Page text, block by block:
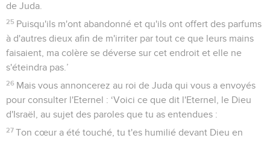
de Juda.
25 Puisqu'ils m'ont abandonné et qu'ils ont offert des parfums
à d'autres dieux afin de m'irriter par tout ce que leurs mains
faisaient, ma colère se déverse sur cet endroit et elle ne
s'éteindra pas.’
26 Mais vous annoncerez au roi de Juda qui vous a envoyés
pour consulter l'Eternel : ‘Voici ce que dit l'Eternel, le Dieu
d'Israël, au sujet des paroles que tu as entendues :
27 Ton cœur a été touché, tu t'es humilié devant Dieu en